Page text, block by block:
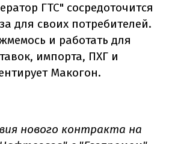
ГТС" сосредоточится
для своих потребителей.
и работать для
импорта, ПХГ и
Макогон.
нового контракта на